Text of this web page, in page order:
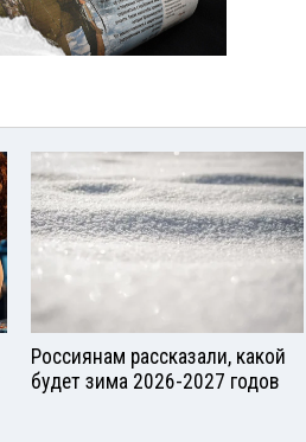
Россиянам рассказали, какой
будет зима 2026-2027 годов